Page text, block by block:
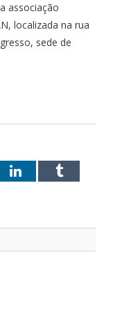
associação
localizada na rua
sede de
LinkedInTumblr